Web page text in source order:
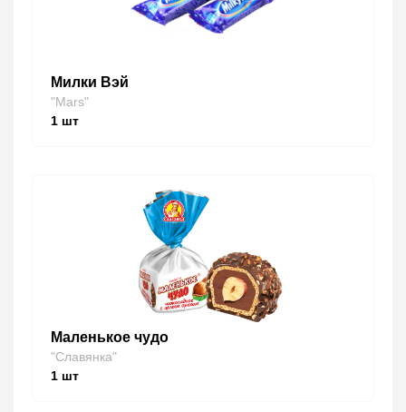
Милки Вэй
"Mars"
1 шт
Маленькое чудо
"Славянка"
1 шт